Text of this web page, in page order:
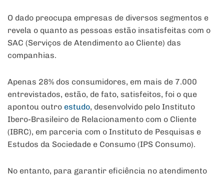
O dado preocupa empresas de diversos segmentos e
revela o quanto as pessoas estão insatisfeitas com o
SAC (Serviços de Atendimento ao Cliente) das
companhias.
Apenas 28% dos consumidores, em mais de 7.000
entrevistados, estão, de fato, satisfeitos, foi o que
apontou outro estudo, desenvolvido pelo Instituto
Ibero-Brasileiro de Relacionamento com o Cliente
(IBRC), em parceria com o Instituto de Pesquisas e
Estudos da Sociedade e Consumo (IPS Consumo).
No entanto, para garantir eficiência no atendimento